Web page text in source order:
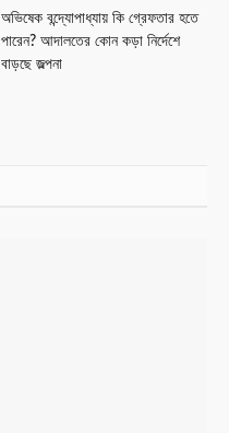
অভিষেক বন্দ্যোপাধ্যায় কি গ্রেফতার হতে
পারেন? আদালতের কোন কড়া নির্দেশে
বাড়ছে জল্পনা